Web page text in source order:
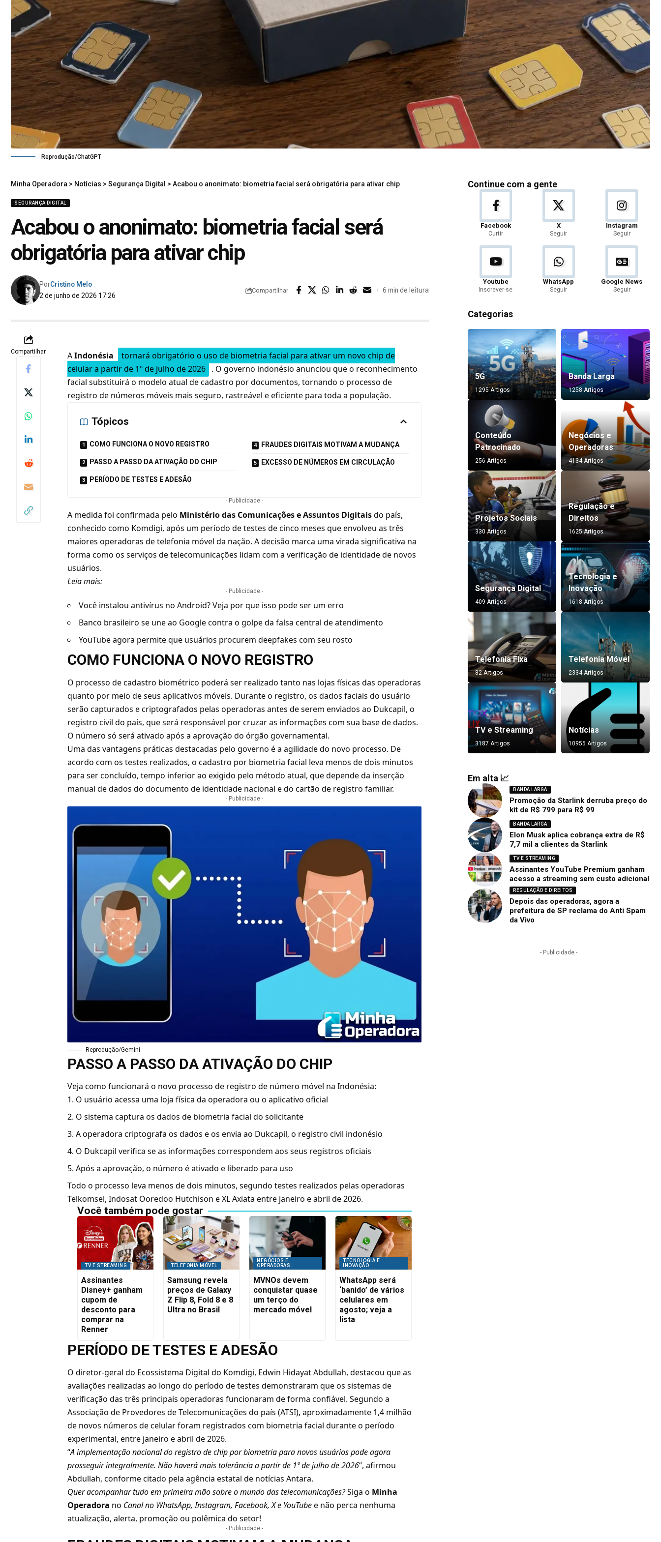
Reprodução/ChatGPT
Minha Operadora > Notícias > Segurança Digital > Acabou o anonimato: biometria facial será obrigatória para ativar chip
SEGURANÇA DIGITAL
Acabou o anonimato: biometria facial será
obrigatória para ativar chip
2 de junho de 2026 17:26
PorCristino Melo
Compartilhar 6 min de leitura
Compartilhar AIndonésia
tornará obrigatório o uso de biometria facial para ativar um novo chip de
celular a partir de 1º de julho de 2026 . O governo indonésio anunciou que o reconhecimento
facial substituirá o modelo atual de cadastro por documentos, tornando o processo de
registro de números móveis mais seguro, rastreável e eficiente para toda a população.
Tópicos
COMO FUNCIONA O NOVO REGISTRO
PASSO A PASSO DA ATIVAÇÃO DO CHIP
PERÍODO DE TESTES E ADESÃO
FRAUDES DIGITAIS MOTIVAM A MUDANÇA
EXCESSO DE NÚMEROS EM CIRCULAÇÃO
- Publicidade -
A medida foi confirmada pelo Ministério das Comunicações e Assuntos Digitaisdo país,
conhecido como Komdigi, após um período de testes de cinco meses que envolveu as três
maiores operadoras de telefonia móvel da nação. A decisão marca uma virada significativa na
forma como os serviços de telecomunicações lidam com a verificação de identidade de novos
usuários.
Leia mais:
- Publicidade -
Você instalou antivírus no Android? Veja por que isso pode ser um erro
Banco brasileiro se une ao Google contra o golpe da falsa central de atendimento
YouTube agora permite que usuários procurem deepfakes com seu rosto
COMO FUNCIONA O NOVO REGISTRO
O processo de cadastro biométrico poderá ser realizado tanto nas lojas físicas das operadoras
quanto por meio de seus aplicativos móveis. Durante o registro, os dados faciais do usuário
serão capturados e criptografados pelas operadoras antes de serem enviados ao Dukcapil, o
registro civil do país, que será responsável por cruzar as informações com sua base de dados.
O número só será ativado após a aprovação do órgão governamental.
Uma das vantagens práticas destacadas pelo governo é a agilidade do novo processo. De
acordo com os testes realizados, o cadastro por biometria facial leva menos de dois minutos
para ser concluído, tempo inferior ao exigido pelo método atual, que depende da inserção
manual de dados do documento de identidade nacional e do cartão de registro familiar.
- Publicidade -
Reprodução/Gemini
PASSO A PASSO DA ATIVAÇÃO DO CHIP
Veja como funcionará o novo processo de registro de número móvel na Indonésia:
O usuário acessa uma loja física da operadora ou o aplicativo oficial
O sistema captura os dados de biometria facial do solicitante
A operadora criptografa os dados e os envia ao Dukcapil, o registro civil indonésio
O Dukcapil verifica se as informações correspondem aos seus registros oficiais
Após a aprovação, o número é ativado e liberado para uso
Todo o processo leva menos de dois minutos, segundo testes realizados pelas operadoras
Telkomsel, Indosat Ooredoo Hutchison e XL Axiata entre janeiro e abril de 2026.
Você também pode gostar
TV E STREAMING
Assinantes
Disney+ ganham
cupom de
desconto para
comprar na
Renner
TELEFONIA MÓVEL
Samsung revela
preços de Galaxy
Z Flip 8, Fold 8 e 8
Ultra no Brasil
NEGÓCIOS E
OPERADORAS
MVNOs devem
conquistar quase
um terço do
mercado móvel
TECNOLOGIA E
INOVAÇÃO
WhatsApp será
‘banido’ de vários
celulares em
agosto; veja a
lista
PERÍODO DE TESTES E ADESÃO
O diretor-geral do Ecossistema Digital do Komdigi, Edwin Hidayat Abdullah, destacou que as
avaliações realizadas ao longo do período de testes demonstraram que os sistemas de
verificação das três principais operadoras funcionaram de forma confiável. Segundo a
Associação de Provedores de Telecomunicações do país (ATSI), aproximadamente 1,4 milhão
de novos números de celular foram registrados com biometria facial durante o período
experimental, entre janeiro e abril de 2026.
“A implementação nacional do registro de chip por biometria para novos usuários pode agora
prosseguir integralmente. Não haverá mais tolerância a partir de 1º de julho de 2026“, afirmou
Abdullah, conforme citado pela agência estatal de notícias Antara.
Quer acompanhar tudo em primeira mão sobre o mundo das telecomunicações?Siga o Minha
Operadora no Canal no WhatsApp,Instagram,Facebook,Xe YouTubee não perca nenhuma
atualização, alerta, promoção ou polêmica do setor!
- Publicidade -
Continue com a gente
Facebook
Curtir
X
Seguir
Instagram
Seguir
Youtube
Inscrever-se
WhatsApp
Seguir
Google News
Seguir
Categorias
5G
1295 Artigos
Banda Larga
1258 Artigos
Conteúdo
Patrocinado
256 Artigos
Negócios e
Operadoras
4134 Artigos
Projetos Sociais
330 Artigos
Regulação e
Direitos
1625 Artigos
Segurança Digital
409 Artigos
Tecnologia e
Inovação
1618 Artigos
Telefonia Fixa
82 Artigos
Telefonia Móvel
2334 Artigos
TV e Streaming
3187 Artigos
Notícias
10955 Artigos
Em alta 📈
BANDA LARGA
Promoção da Starlink derruba preço do
kit de R$ 799 para R$ 99
BANDA LARGA
Elon Musk aplica cobrança extra de R$
7,7 mil a clientes da Starlink
TV E STREAMING
Assinantes YouTube Premium ganham
acesso a streaming sem custo adicional
REGULAÇÃO E DIREITOS
Depois das operadoras, agora a
prefeitura de SP reclama do Anti Spam
da Vivo
- Publicidade -